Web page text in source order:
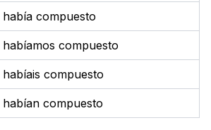
había compuesto
habíamos compuesto
habíais compuesto
habían compuesto